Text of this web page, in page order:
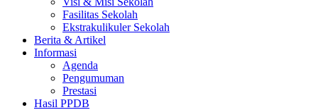
Fasilitas Sekolah
Ekstrakulikuler Sekolah
Berita & Artikel
Informasi
Agenda
Pengumuman
Prestasi
Hasil PPDB